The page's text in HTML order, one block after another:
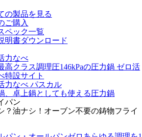
の製品を見る
ご購入
ペック一覧
明書ダウンロード
力なべ
高クラス調理圧146kPaの圧力鍋 ゼロ活
特設サイト
力なべ パスカル
、卓上鍋としても使える圧力鍋
パン
？油ナシ！オーブン不要の鋳物フライ